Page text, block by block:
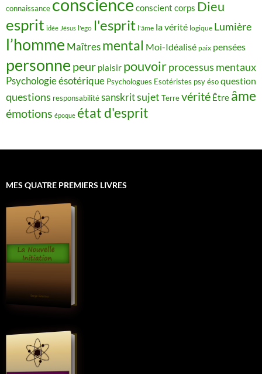
connaissance conscience conscient corps Dieu
esprit idée Jésus l'ego l'esprit l'âme la vérité logique Lumière
l’homme Maîtres mental Moi-Idéalisé paix pensées
personne peur plaisir pouvoirprocessus mentaux
Psychologie ésotérique Psychologues Esotéristes psy ésoquestion
questions responsabilitésanskritsujet Terrevérité Être âme
émotions époque état d'esprit
MES QUATRE PREMIERS LIVRES